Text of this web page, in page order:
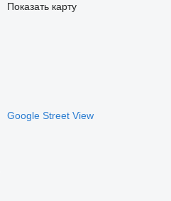
Показать карту
Google Street View